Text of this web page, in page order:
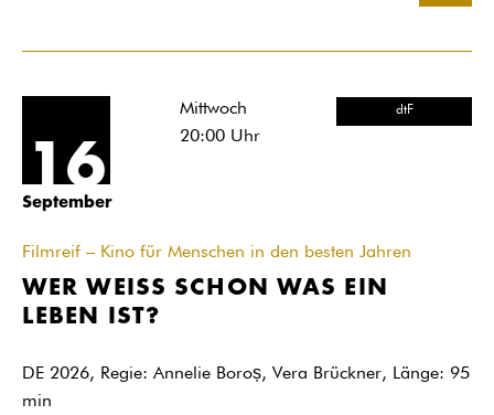
16
September
Mittwoch
20:00Uhr
dtF
Filmreif – Kino für Menschen in den besten Jahren
WER WEISS SCHON WAS EIN
LEBEN IST?
DE 2026, Regie: Annelie Boroș, Vera Brückner, Länge: 95
min